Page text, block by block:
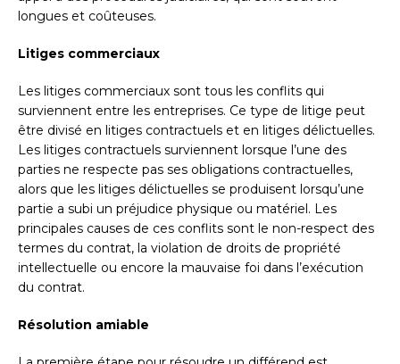
longues et coûteuses.
Litiges commerciaux
Les litiges commerciaux sont tous les conflits qui
surviennent entre les entreprises. Ce type de litige peut
être divisé en litiges contractuels et en litiges délictuelles.
Les litiges contractuels surviennent lorsque l’une des
parties ne respecte pas ses obligations contractuelles,
alors que les litiges délictuelles se produisent lorsqu’une
partie a subi un préjudice physique ou matériel. Les
principales causes de ces conflits sont le non-respect des
termes du contrat, la violation de droits de propriété
intellectuelle ou encore la mauvaise foi dans l’exécution
du contrat.
Résolution amiable